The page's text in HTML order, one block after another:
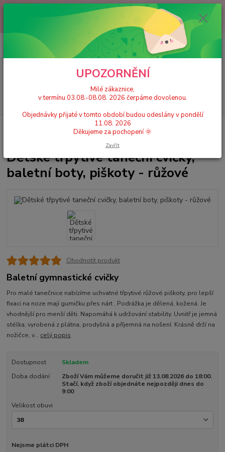
Milé zákaznice, v termínu 03.08.-08.08. 2026 čerpáme dovolenou.
Objednávky přijaté v tomto období budou odeslány v pondělí 11.08.
2026 Děkujeme za pochopení 🌞
CZK
Hledat
+420 777 224 390
(Po-Pá, 9-17 hod.)
0 Kč
Dětské taneční cvičky a piškoty
Dětské třpytivé taneční cvičky,
baletní boty, piškoty - růžové
Dětské třpytivé taneční cvičky,
baletní boty, piškoty - růžové
Ohodnotit produkt
Baletní gymnastické cvičky
Pro malé tanečnice nabízíme uchvatné třpytivé růžové piškoty, pro lepší
fixaci na noze mají gumičku přes nárt . Podrážka je dělená, kožená. Je
vhodnější pro menší děti. Napomáhá k udržování stability. Uvnitř je jemná
stélka, vyrobená z plátna, prodyšná a příjemná na nošení. Krásně drží na
nožičce, v... celý popis
Dostupnost
Skladem
Doba dodání
Zboží Vám můžeme doručit již 13.08.2026 do 18:00.
Stačí, když zboží objednáte nejpozději dnes do
9:00
Velikost obuvi
Nejsme plátci DPH
UPOZORNĚNÍ
Milé zákaznice,
v termínu 03.08.-08.08. 2026 čerpáme dovolenou.
Objednávky přijaté v tomto období budou odeslány v pondělí
11.08. 2026
Děkujeme za pochopení 🌞
Zavřít